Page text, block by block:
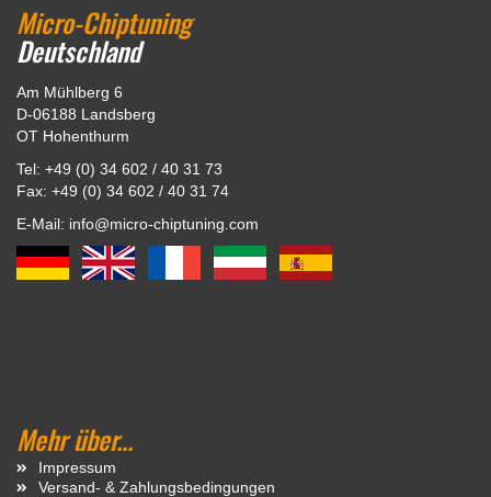
Micro-Chiptuning
Deutschland
Am Mühlberg 6
D-06188 Landsberg
OT Hohenthurm
Tel: +49 (0) 34 602 / 40 31 73
Fax: +49 (0) 34 602 / 40 31 74
E-Mail: info@micro-chiptuning.com
Mehr über...
Impressum
Versand- & Zahlungsbedingungen